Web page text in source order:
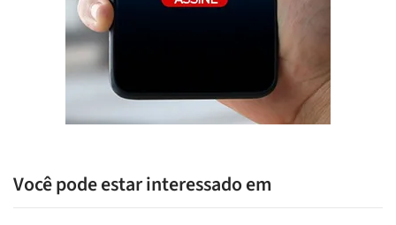
Você pode estar interessado em